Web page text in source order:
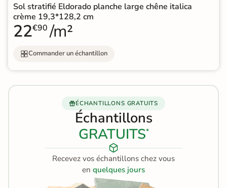
Sol stratifié Eldorado planche large chêne italica
crème 19,3*128,2 cm
22€90 /m²
Commander un échantillon
ÉCHANTILLONS GRATUITS
Échantillons
GRATUITS*
Recevez vos échantillons chez vous
en quelques jours